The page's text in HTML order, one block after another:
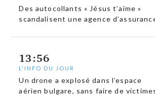
Des autocollants « Jésus t’aime »
scandalisent une agence
13:56
L'INFO DU JOUR
Un drone a explosé dans l’espace
aérien bulgare, sans faire de